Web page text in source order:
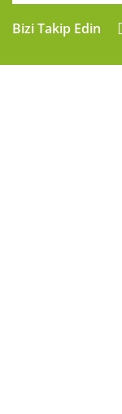
Bizi Takip Edin